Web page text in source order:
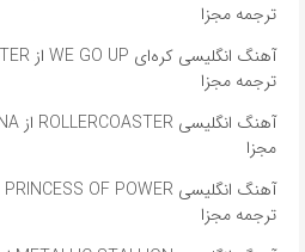
ترجمه مجزا
ترجمه مجزا
مجزا
ترجمه مجزا